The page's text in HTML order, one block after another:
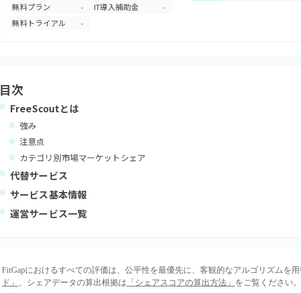
無料プラン - IT導入補助金 -
無料トライアル -
目次
FreeScoutとは
強み
注意点
カテゴリ別市場マーケットシェア
代替サービス
サービス基本情報
運営サービス一覧
FitGapにおけるすべての評価は、公平性を最優先に、客観的なアルゴリズムを
ド」 、シェアデータの算出根拠は 「シェアスコアの算出方法」 をご覧ください。